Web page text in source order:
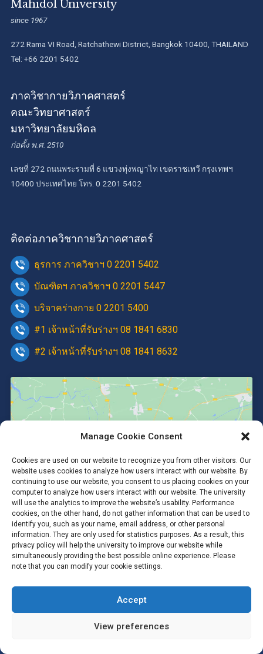
Manage Cookie Consent
Cookies are used on our website to recognize you from other visitors. Our
website uses cookies to analyze how users interact with our website. By
continuing to use our website, you consent to us placing cookies on your
computer to analyze how users interact with our website. The university
will use the analytics to improve the website’s usability. Performance
cookies, on the other hand, do not gather information that can be used to
identify you, such as your name, email address, or other personal
information. They are only used for statistics purposes. As a result, this
privacy policy will help the university to improve our website while
simultaneously providing the best possible online experience. Please
note that you can modify your cookie settings.
Accept
View preferences
Mahidol University
since 1967
272 Rama VI Road, Ratchathewi District, Bangkok 10400, THAILAND
Tel: +66 2201 5402
ภาควิชากายวิภาคศาสตร์
คณะวิทยาศาสตร์
มหาวิทยาลัยมหิดล
ก่อตั้ง พ.ศ. 2510
เลขที่ 272 ถนนพระรามที่ 6 แขวงทุ่งพญาไท เขตราชเทวี กรุงเทพฯ
10400 ประเทศไทย โทร. 0 2201 5402
ติดต่อภาควิชากายวิภาคศาสตร์
ธุรการ ภาควิชาฯ 0 2201 5402
บัณฑิตฯ ภาควิชาฯ 0 2201 5447
บริจาคร่างกาย 0 2201 5400
#1 เจ้าหน้าที่รับร่างฯ 08 1841 6830
#2 เจ้าหน้าที่รับร่างฯ 08 1841 8632
Click to accept marketing cookies and
enable this content